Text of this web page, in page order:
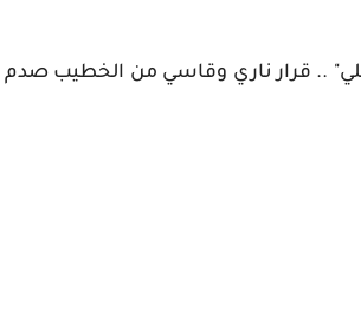
.. قرار ناري وقاسي من الخطيب صدم